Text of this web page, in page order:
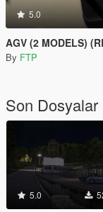
5.0
AGV (2 MODELS)
By FTP
Son Dosyalar
5.0